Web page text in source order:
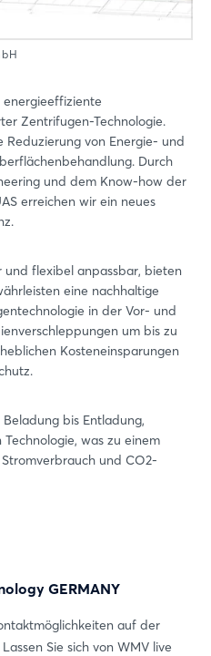
Zentrifugen-Technologie.
Reduzierung von Energie- und
Durch
und dem Know-how der
erreichen wir ein neues
und flexibel anpassbar, bieten
eine nachhaltige
in der Vor- und
um bis zu
Kosteneinsparungen
bis Entladung,
was zu einem
und CO2-
GERMANY
auf der
Sie sich von WMV live